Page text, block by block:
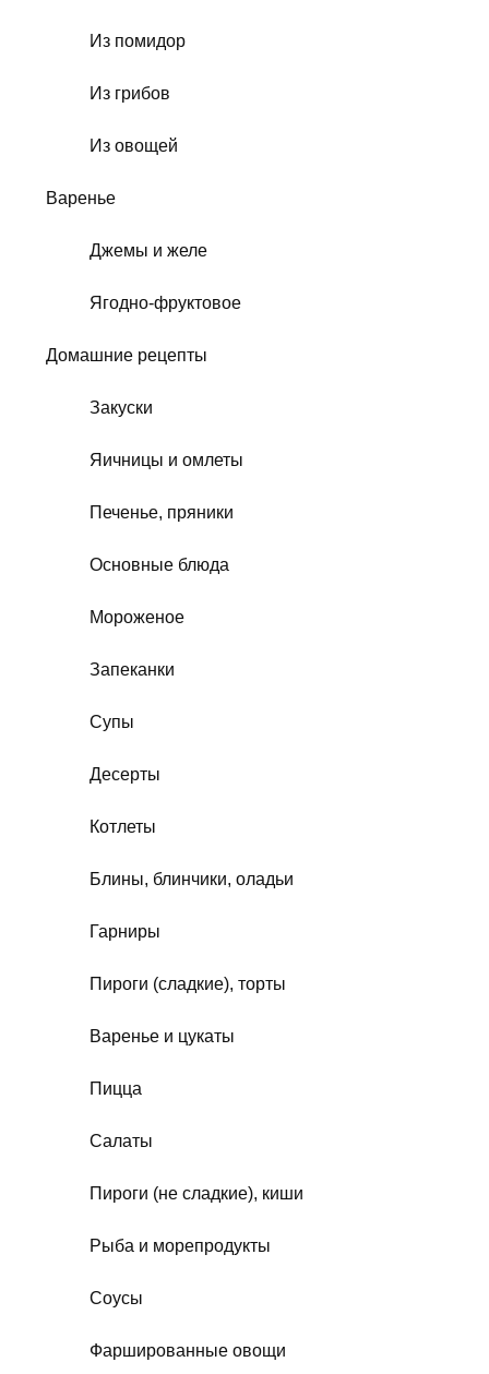
Из помидор
Из грибов
Из овощей
Варенье
Джемы и желе
Ягодно-фруктовое
Домашние рецепты
Закуски
Яичницы и омлеты
Печенье, пряники
Основные блюда
Мороженое
Запеканки
Супы
Десерты
Котлеты
Блины, блинчики, оладьи
Гарниры
Пироги (сладкие), торты
Варенье и цукаты
Пицца
Салаты
Пироги (не сладкие), киши
Рыба и морепродукты
Соусы
Фаршированные овощи